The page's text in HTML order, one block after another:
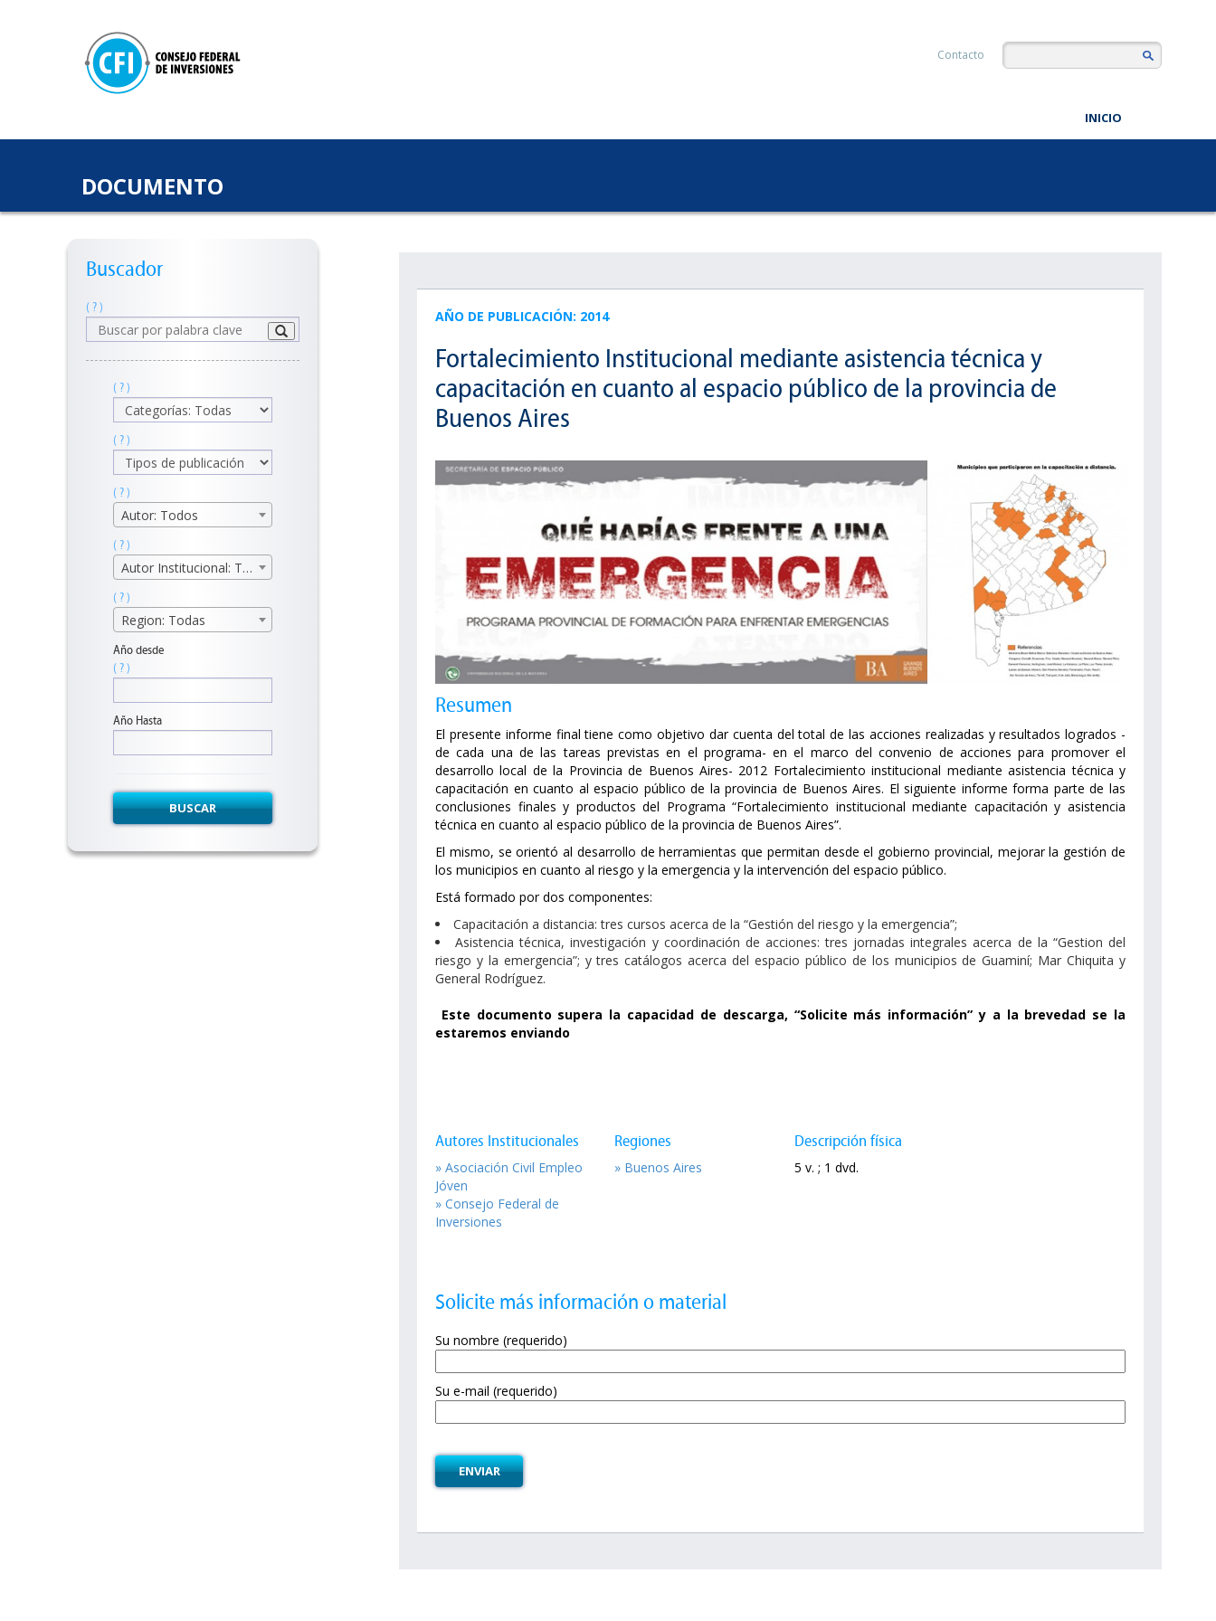
Contacto
INICIO
DOCUMENTO
Buscador
( ? )
( ? )
( ? )
( ? )
Autor: Todos
( ? )
Autor Institucional: Todos
( ? )
Region: Todas
Año desde
( ? )
Año Hasta
BUSCAR
AÑO DE PUBLICACIÓN: 2014
Fortalecimiento Institucional mediante asistencia técnica y
capacitación en cuanto al espacio público de la provincia de
Buenos Aires
Resumen
El presente informe final tiene como objetivo dar cuenta del total de las acciones realizadas y resultados logrados -
de cada una de las tareas previstas en el programa- en el marco del convenio de acciones para promover el
desarrollo local de la Provincia de Buenos Aires- 2012 Fortalecimiento institucional mediante asistencia técnica y
capacitación en cuanto al espacio público de la provincia de Buenos Aires. El siguiente informe forma parte de las
conclusiones finales y productos del Programa “Fortalecimiento institucional mediante capacitación y asistencia
técnica en cuanto al espacio público de la provincia de Buenos Aires”.
El mismo, se orientó al desarrollo de herramientas que permitan desde el gobierno provincial, mejorar la gestión de
los municipios en cuanto al riesgo y la emergencia y la intervención del espacio público.
Está formado por dos componentes:
Capacitación a distancia: tres cursos acerca de la “Gestión del riesgo y la emergencia”;
Asistencia técnica, investigación y coordinación de acciones: tres jornadas integrales acerca de la “Gestion del
riesgo y la emergencia”; y tres catálogos acerca del espacio público de los municipios de Guaminí; Mar Chiquita y
General Rodríguez.
Este documento supera la capacidad de descarga, “Solicite más información” y a la brevedad se la
estaremos enviando
Autores Institucionales
» Asociación Civil Empleo
Jóven
» Consejo Federal de
Inversiones
Regiones
» Buenos Aires
Descripción física
5 v. ; 1 dvd.
Solicite más información o material
Su nombre (requerido)
Su e-mail (requerido)